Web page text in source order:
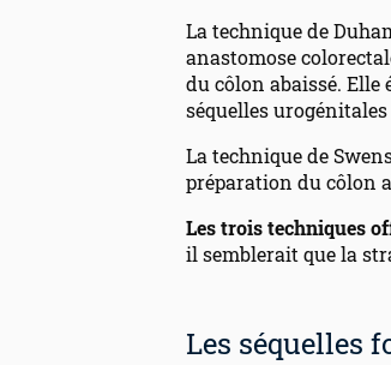
La technique de
anastomose
du côlon abaissé.
séquelles
La technique de
préparation du côlon
Les trois techniques
il semblerait que la
Les séquelles